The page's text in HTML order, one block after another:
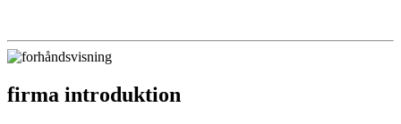
firma introduktion